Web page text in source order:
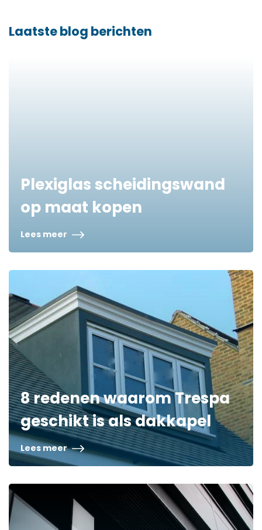
Laatste blog berichten
Plexiglas scheidingswand
op maat kopen
Lees meer
8 redenen waarom Trespa
geschikt is als dakkapel
Lees meer